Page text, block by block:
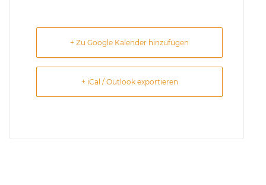
+ Zu Google Kalender hinzufügen
+ iCal / Outlook exportieren